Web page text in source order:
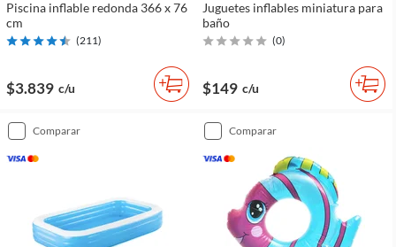
Piscina inflable redonda 366 x 76
cm
(211)
$3.839 c/u
Juguetes inflables miniatura para
baño
(0)
$149 c/u
comparar comparar